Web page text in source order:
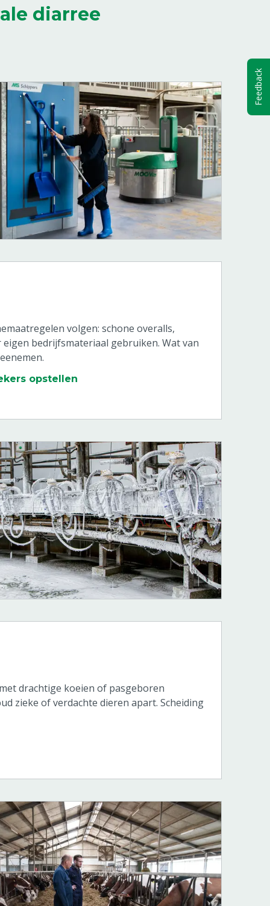
diarree
volgen: schone overalls,
bedrijfsmateriaal gebruiken. Wat van
opstellen
drachtige koeien of pasgeboren
zieke of verdachte dieren apart. Scheiding
Feedback